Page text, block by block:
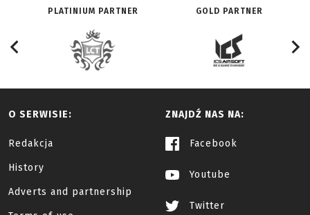
PLATINIUM PARTNER GOLD PARTNER
O SERWISIE:
Redakcja
History
Adverts and partnership
ZNAJDŹ NAS NA:
Facebook
Youtube
Twitter